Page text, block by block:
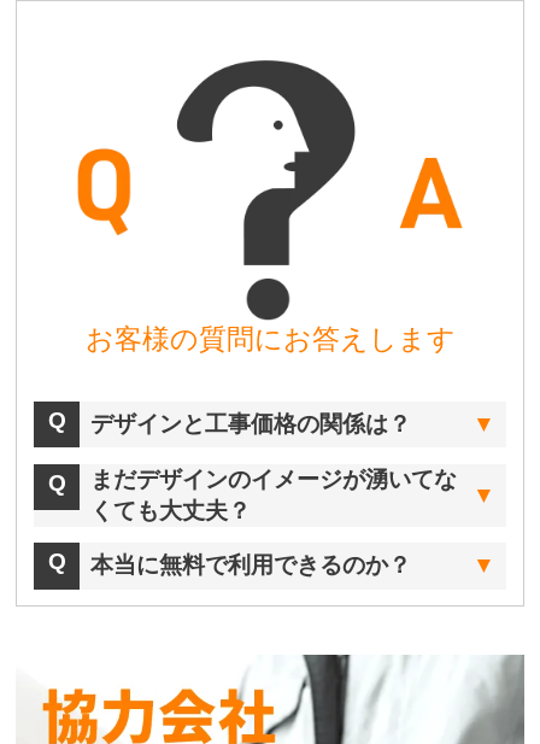
お客様の質問にお答えします
デザインと工事価格の関係は？
まだデザインのイメージが湧いてな
くても大丈夫？
本当に無料で利用できるのか？